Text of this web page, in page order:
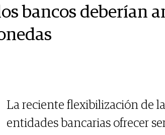
bancos deberían
La reciente flexibilización de
entidades bancarias ofrecer